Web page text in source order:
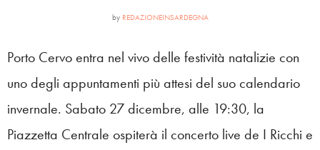
by REDAZIONEINSARDEGNA
Porto Cervo entra nel vivo delle festività natalizie con
uno degli appuntamenti più attesi del suo calendario
invernale. Sabato 27 dicembre, alle 19:30, la
Piazzetta Centrale ospiterà il concerto live de I Ricchi e